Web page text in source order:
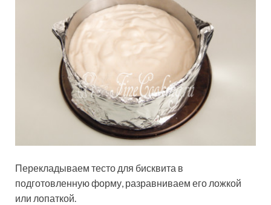
Перекладываем тесто для бисквита в
подготовленную форму, разравниваем его ложкой
или лопаткой.